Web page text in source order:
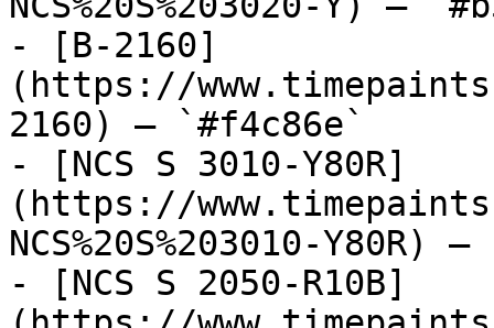
- [B-2160]
(https://
2160) — `#f4c86e`
- [NCS S 3010-Y80R]
(https://
NCS%20S%203010-Y80R)
- [NCS S 2050-R10B]